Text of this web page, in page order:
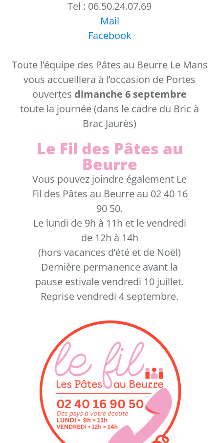
Tel : 06.50.24.07.69
Mail
Facebook
Toute l’équipe des Pâtes au Beurre Le Mans
vous accueillera à l’occasion de Portes
ouvertes dimanche 6 septembre
toute la journée (dans le cadre du Bric à
Brac Jaurès)
Le Fil des Pâtes au
Beurre
Vous pouvez joindre également Le
Fil des Pâtes au Beurre au 02 40 16
90 50.
Le lundi de 9h à 11h et le vendredi
de 12h à 14h
(hors vacances d’été et de Noël)
Dernière permanence avant la
pause estivale vendredi 10 juillet.
Reprise vendredi 4 septembre.